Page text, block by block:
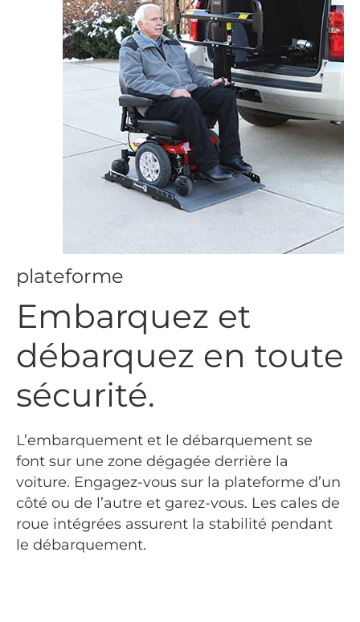
plateforme
Embarquez et
débarquez en toute
sécurité.
L’embarquement et le débarquement se
font sur une zone dégagée derrière la
voiture. Engagez-vous sur la plateforme d’un
côté ou de l’autre et garez-vous. Les cales de
roue intégrées assurent la stabilité pendant
le débarquement.